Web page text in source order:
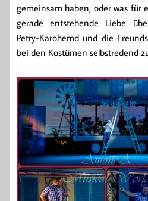
gemeinsam haben, oder was für
gerade entstehende Liebe
Petry-Karohemd und die
bei den Kostümen selbstredend